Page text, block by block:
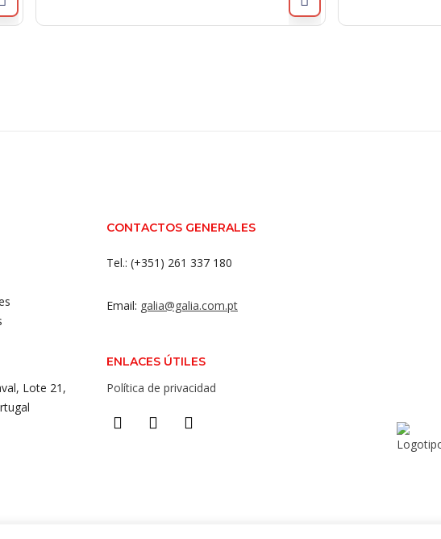
Lote 21,
CONTACTOS GENERALES
Tel.: (+351) 261 337 180
Email: galia@galia.com.pt
ENLACES ÚTILES
Política de privacidad